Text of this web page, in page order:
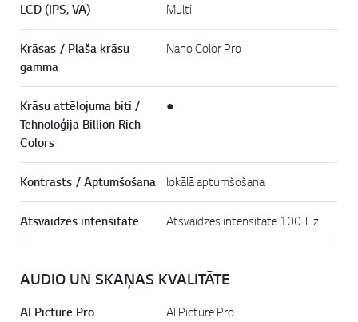
LCD (IPS, VA) Multi
Krāsas / Plaša krāsu
gamma
Nano Color Pro
Krāsu attēlojuma biti /
Tehnoloģija Billion Rich
Colors
●
Kontrasts / Aptumšošana lokālā aptumšošana
Atsvaidzes intensitāte Atsvaidzes intensitāte 100 Hz
AUDIO UN SKAŅAS KVALITĀTE
AI Picture Pro AI Picture Pro